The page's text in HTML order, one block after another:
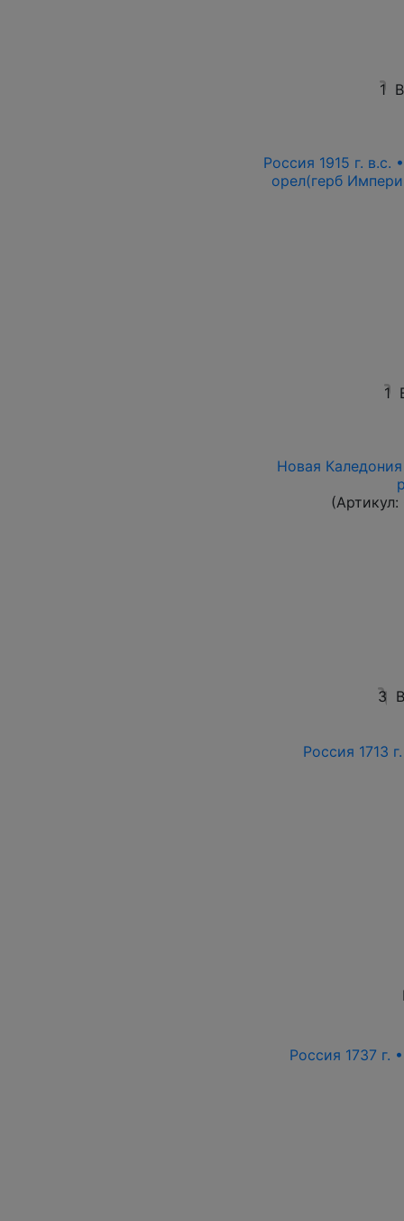
1
Россия 1915 г. в.с.
орел(герб
1
Новая
(Артикул:
3
Россия 1713
Россия 1737 г.